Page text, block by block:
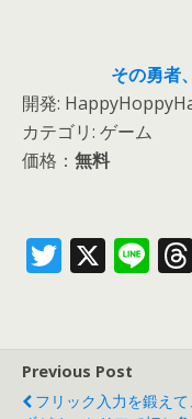
その勇者
開発:
カテゴリ: ゲーム
価格： 無料
T
er
X Li
Previous Post
フリック入力を鍛え